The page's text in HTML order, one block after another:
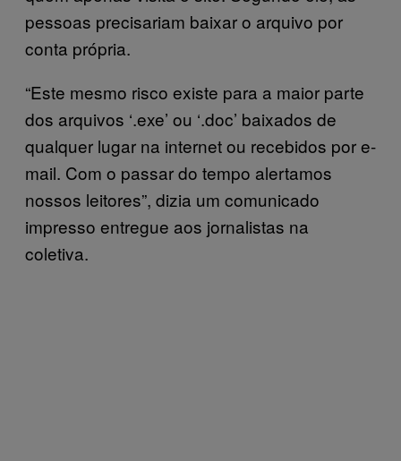
pessoas precisariam baixar o arquivo por
conta própria.
“Este mesmo risco existe para a maior parte
dos arquivos ‘.exe’ ou ‘.doc’ baixados de
qualquer lugar na internet ou recebidos por e-
mail. Com o passar do tempo alertamos
nossos leitores”, dizia um comunicado
impresso entregue aos jornalistas na
coletiva.